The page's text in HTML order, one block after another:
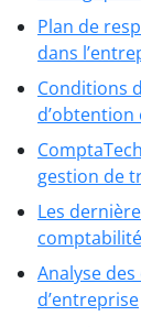
Plan de
dans
Conditions
gestion de
Les
Analyse
d’entreprise